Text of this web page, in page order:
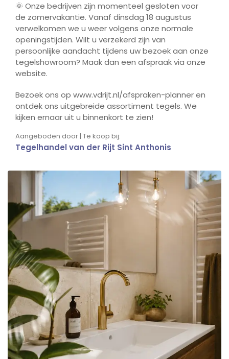
🌞 Onze bedrijven zijn momenteel gesloten voor
de zomervakantie. Vanaf dinsdag 18 augustus
verwelkomen we u weer volgens onze normale
openingstijden. Wilt u verzekerd zijn van
persoonlijke aandacht tijdens uw bezoek aan onze
tegelshowroom? Maak dan een afspraak via onze
website.
Bezoek ons op www.vdrijt.nl/afspraken-planner en
ontdek ons uitgebreide assortiment tegels. We
kijken ernaar uit u binnenkort te zien!
Aangeboden door | Te koop bij:
Tegelhandel van der Rijt Sint Anthonis